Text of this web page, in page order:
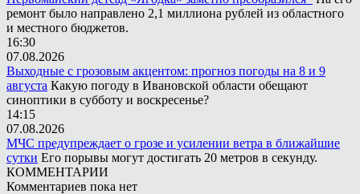
ремонт было направлено 2,1 миллиона рублей из областного
и местного бюджетов.
16:30
07.08.2026
Выходные с грозовым акцентом: прогноз погоды на 8 и 9
августа Какую погоду в Ивановской области обещают
синоптики в субботу и воскресенье?
14:15
07.08.2026
МЧС предупреждает о грозе и усилении ветра в ближайшие
сутки Его порывы могут достигать 20 метров в секунду.
КОММЕНТАРИИ
Комментариев пока нет